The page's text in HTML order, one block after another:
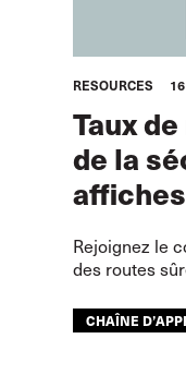
RESOURCES
Taux
de la
affiches
Rejoignez le
des routes
CHAÎNE